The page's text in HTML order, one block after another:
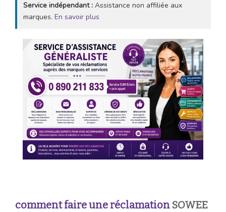
Service indépendant : Assistance non affiliée aux
marques. En savoir plus
comment faire une réclamation SOWEE